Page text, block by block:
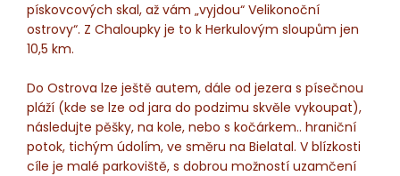
pískovcových skal, až vám „vyjdou“ Velikonoční
ostrovy“. Z Chaloupky je to k Herkulovým sloupům jen
10,5 km.
Do Ostrova lze ještě autem, dále od jezera s písečnou
pláží (kde se lze od jara do podzimu skvěle vykoupat),
následujte pěšky, na kole, nebo s kočárkem.. hraniční
potok, tichým údolím, ve směru na Bielatal. V blízkosti
cíle je malé parkoviště, s dobrou možností uzamčení